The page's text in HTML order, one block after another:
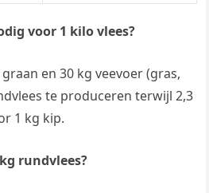
voor 1 kilo vlees?
en 30 kg veevoer (gras,
te produceren terwijl 2,3
1 kg kip.
rundvlees?